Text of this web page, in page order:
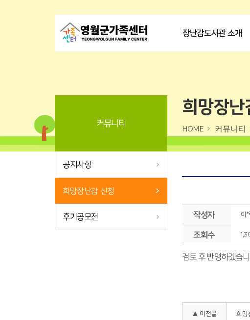
장난감도서관 소개
커뮤니티
공지사항
희망장난감 신청
후기공모전
희망장난
HOME 커뮤니티
작성자 이*
조회수
검토 후 반영하겠습
▲ 이전글 희망